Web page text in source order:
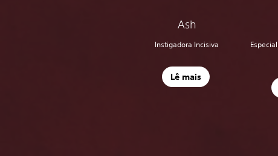
Ash
Instigadora Incisiva
Lê mais